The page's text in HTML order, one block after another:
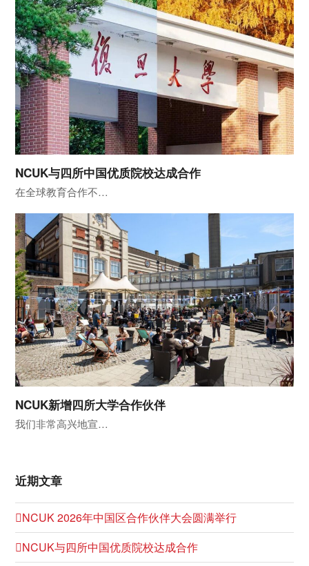
NCUK与四所中国优质院校达成合作
在全球教育合作不…
NCUK新增四所大学合作伙伴
我们非常高兴地宣…
近期文章
NCUK 2026年中国区合作伙伴大会圆满举行
NCUK与四所中国优质院校达成合作